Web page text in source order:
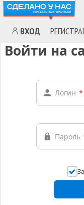
ВХОД
Войти на
Логин *
Пароль